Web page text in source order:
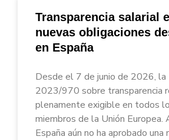
Transparencia salarial
nuevas obligaciones
en España
Desde el 7 de junio de 2026, la
2023/970 sobre transparencia
plenamente exigible en todos
miembros de la Unión Europea.
España aún no ha aprobado una